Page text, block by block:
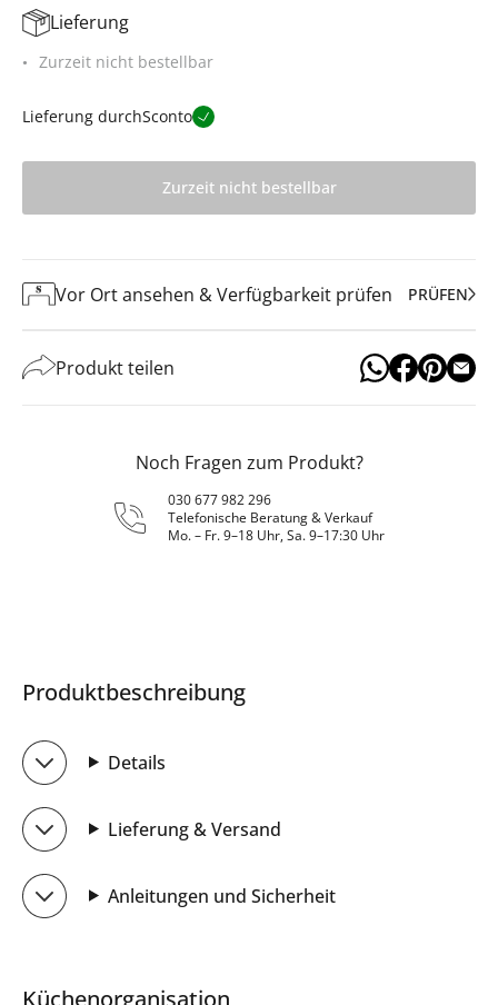
Lieferung
Zurzeit nicht bestellbar
Lieferung durchSconto
Zurzeit nicht bestellbar
Vor Ort ansehen & Verfügbarkeit prüfen PRÜFEN
Produkt teilen
Noch Fragen zum Produkt?
030 677 982 296
Telefonische Beratung & Verkauf
Mo. – Fr. 9–18 Uhr, Sa. 9–17:30 Uhr
Produktbeschreibung
Details
Lieferung & Versand
Anleitungen und Sicherheit
Küchenorganisation